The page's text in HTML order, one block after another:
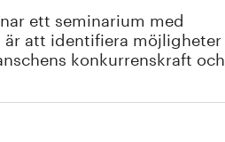
ett seminarium med
är att identifiera möjligheter
konkurrenskraft och